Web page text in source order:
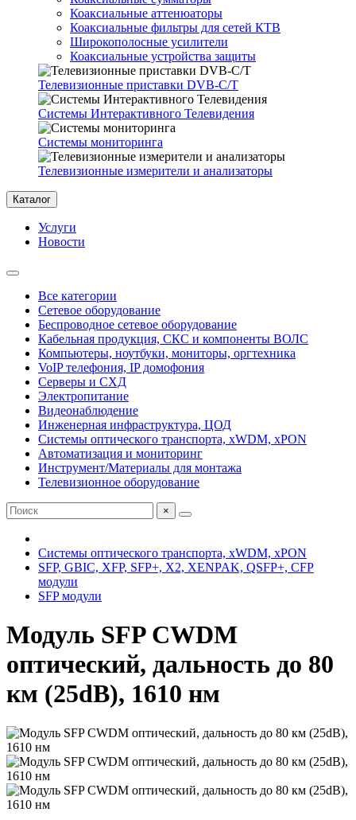
Коаксиальные аттенюаторы
Коаксиальные фильтры для сетей КТВ
Широкополосные усилители
Коаксиальные устройства защиты
Телевизионные приставки DVB-C/T
Системы Интерактивного Телевидения
Системы мониторинга
Телевизионные измерители и анализаторы
Каталог
Услуги
Новости
Все категории
Сетевое оборудование
Беспроводное сетевое оборудование
Кабельная продукция, СКС и компоненты ВОЛС
Компьютеры, ноутбуки, мониторы, оргтехника
VoIP телефония, IP домофония
Серверы и СХД
Электропитание
Видеонаблюдение
Инженерная инфраструктура, ЦОД
Системы оптического транспорта, xWDM, xPON
Автоматизация и мониторинг
Инструмент/Материалы для монтажа
Телевизионное оборудование
×
Системы оптического транспорта, xWDM, xPON
SFP, GBIC, XFP, SFP+, X2, XENPAK, QSFP+, CFP
модули
SFP модули
Модуль SFP CWDM
оптический, дальность до 80
км (25dB), 1610 нм